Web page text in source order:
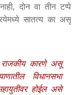
दोन वा तीन टप्पे
सातत्य का असू
राजकीय कारणे असू
विधानसभा
होईल असे